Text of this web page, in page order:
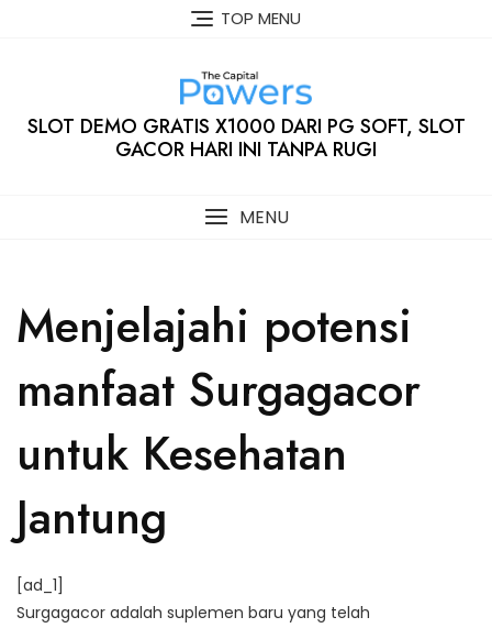
TOP MENU
SLOT DEMO GRATIS X1000 DARI PG SOFT, SLOT
GACOR HARI INI TANPA RUGI
MENU
Menjelajahi potensi
manfaat Surgagacor
untuk Kesehatan
Jantung
[ad_1]
Surgagacor adalah suplemen baru yang telah